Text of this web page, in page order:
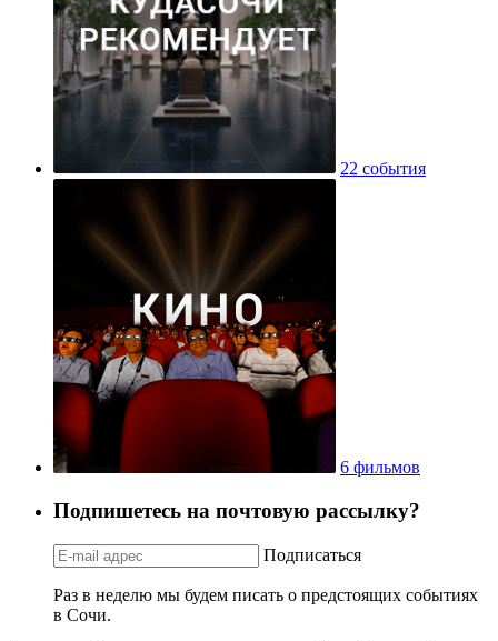
22 события
6 фильмов
Подпишетесь на почтовую рассылку?
Подписаться
Раз в неделю мы будем писать о предстоящих событиях
в Сочи.